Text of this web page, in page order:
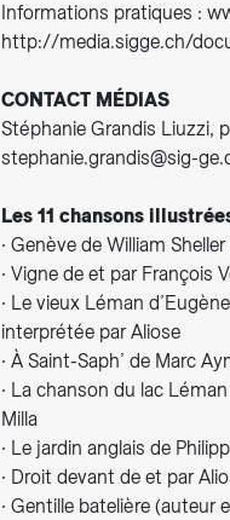
Informations pratiques :
http://media.sigge.ch/
CONTACT MÉDIAS
Stéphanie Grandis Liuzzi,
stephanie.grandis@sig-
Les 11 chansons
∙ Genève de William
∙ Vigne de et par François
∙ Le vieux Léman
interprétée par Aliose
∙ À Saint-Saph’ de Marc
∙ La chanson du lac
Milla
∙ Le jardin anglais de
∙ Droit devant de et par
∙ Gentille batelière